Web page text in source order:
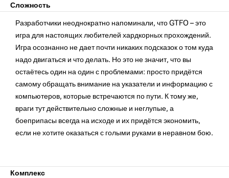
Сложность
Разработчики неоднократно напоминали, что GTFO – это
игра для настоящих любителей хардкорных прохождений.
Игра осознанно не дает почти никаких подсказок о том куда
надо двигаться и что делать. Но это не значит, что вы
остаётесь один на один с проблемами: просто придётся
самому обращать внимание на указатели и информацию с
компьютеров, которые встречаются по пути. К тому же,
враги тут действительно сложные и неглупые, а
боеприпасы всегда на исходе и их придётся экономить,
если не хотите оказаться с голыми руками в неравном бою.
Комплекс